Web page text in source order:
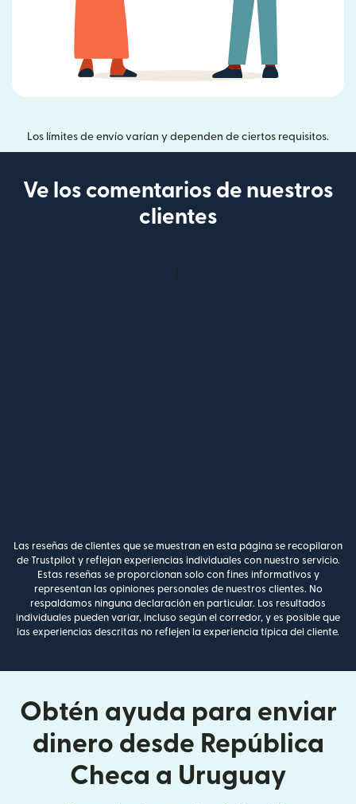
Los límites de envío varían y dependen de ciertos requisitos.
Ve los comentarios de nuestros
clientes
Las reseñas de clientes que se muestran en esta página se recopilaron
de Trustpilot y reflejan experiencias individuales con nuestro servicio.
Estas reseñas se proporcionan solo con fines informativos y
representan las opiniones personales de nuestros clientes. No
respaldamos ninguna declaración en particular. Los resultados
individuales pueden variar, incluso según el corredor, y es posible que
las experiencias descritas no reflejen la experiencia típica del cliente.
Obtén ayuda para enviar
dinero desde República
Checa a Uruguay